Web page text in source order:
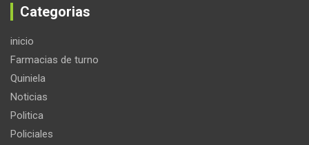
Categorias
inicio
Farmacias de turno
Quiniela
Noticias
Politica
Policiales